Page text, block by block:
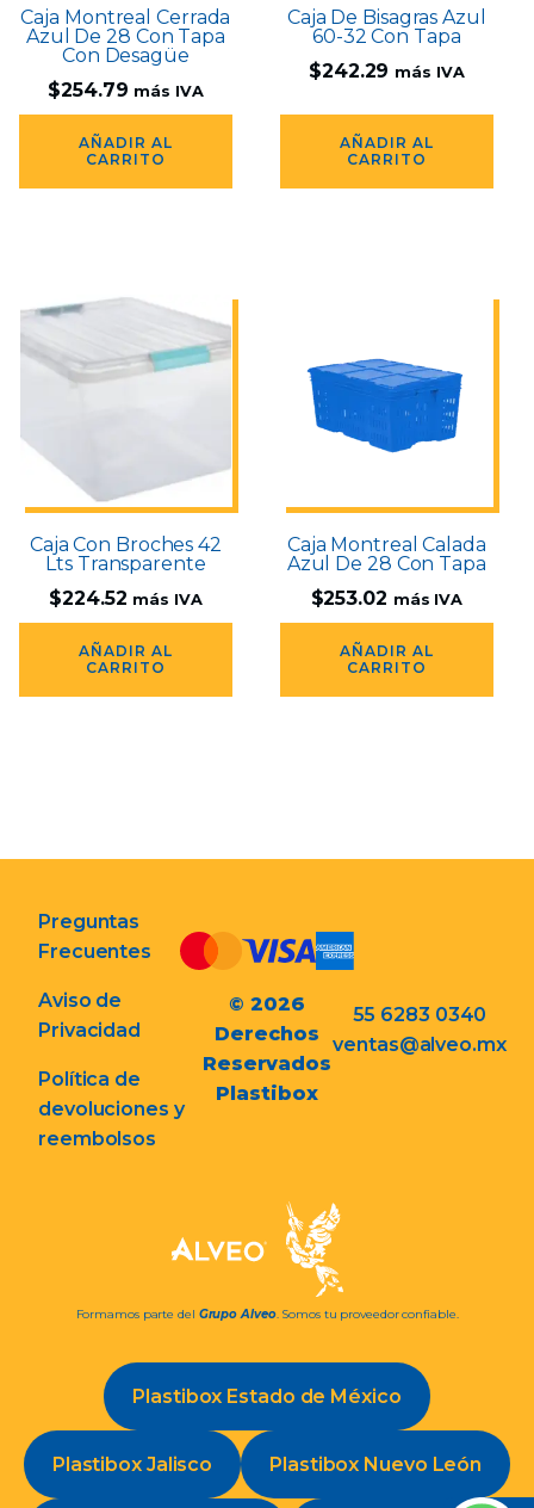
Caja Montreal Cerrada
Azul De 28 Con Tapa
Con Desagüe
$254.79 más IVA
AÑADIR AL
CARRITO
Caja De Bisagras Azul
60-32 Con Tapa
$242.29 más IVA
AÑADIR AL
CARRITO
Caja Con Broches 42
Lts Transparente
$224.52 más IVA
AÑADIR AL
CARRITO
Caja Montreal Calada
Azul De 28 Con Tapa
$253.02 más IVA
AÑADIR AL
CARRITO
Preguntas
Frecuentes
Aviso de
Privacidad
Política de
devoluciones y
reembolsos
© 2026
Derechos
Reservados
Plastibox
55 6283 0340
ventas@alveo.mx
Formamos parte del Grupo Alveo. Somos tu proveedor confiable.
Plastibox Estado de México
Plastibox Jalisco Plastibox Nuevo León